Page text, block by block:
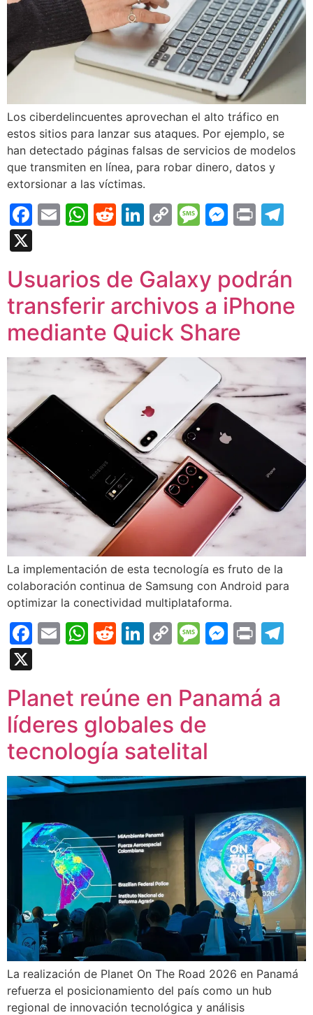
Los ciberdelincuentes aprovechan el alto tráfico en
estos sitios para lanzar sus ataques. Por ejemplo, se
han detectado páginas falsas de servicios de modelos
que transmiten en línea, para robar dinero, datos y
extorsionar a las víctimas.
Facebook
EmailWhatsApp
Reddit
LinkedIn
CopyMessage
Print
Usuarios de Galaxy podrán
transferir archivos a iPhone
mediante Quick Share
La implementación de esta tecnología es fruto de la
colaboración continua de Samsung con Android para
optimizar la conectividad multiplataforma.
Facebook
EmailWhatsApp
Reddit
LinkedIn
CopyMessage
Print
Planet reúne en Panamá a
líderes globales de
tecnología satelital
La realización de Planet On The Road 2026 en Panamá
refuerza el posicionamiento del país como un hub
regional de innovación tecnológica y análisis